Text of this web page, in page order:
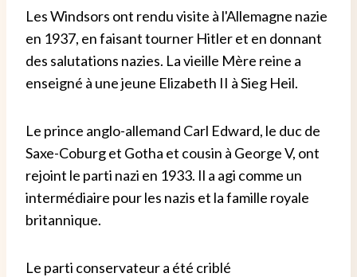
Les Windsors ont rendu visite à l'Allemagne nazie
en 1937, en faisant tourner Hitler et en donnant
des salutations nazies. La vieille Mère reine a
enseigné à une jeune Elizabeth II à Sieg Heil.
Le prince anglo-allemand Carl Edward, le duc de
Saxe-Coburg et Gotha et cousin à George V, ont
rejoint le parti nazi en 1933. Il a agi comme un
intermédiaire pour les nazis et la famille royale
britannique.
Le parti conservateur a été criblé